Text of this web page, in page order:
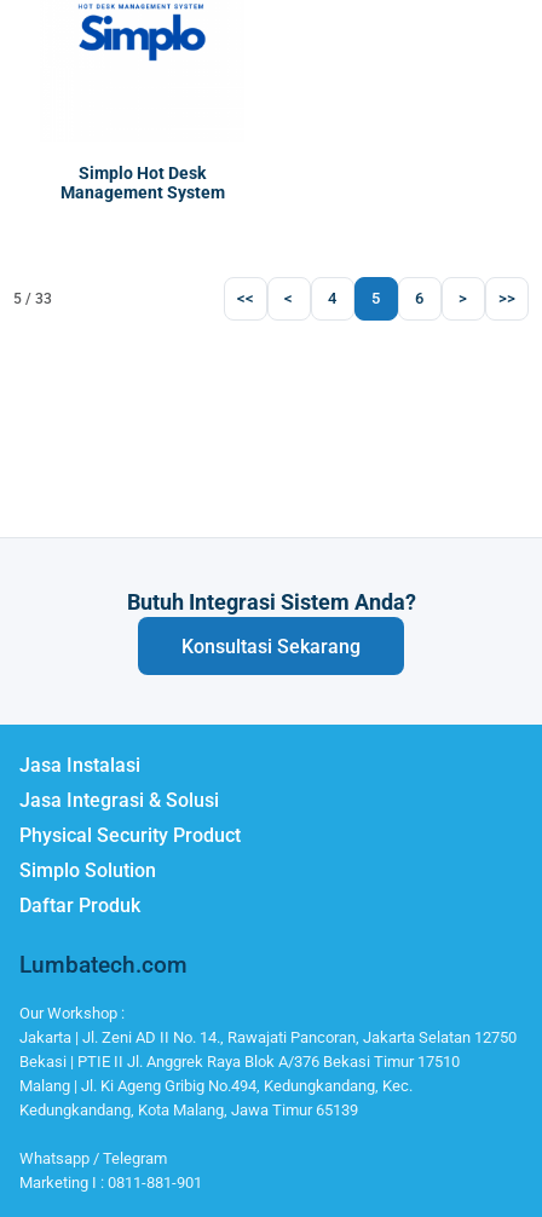
Simplo Hot Desk
Management System
5 / 33 << < 4 5 6 > >>
Butuh Integrasi Sistem Anda?
Konsultasi Sekarang
Jasa Instalasi
Jasa Integrasi & Solusi
Physical Security Product
Simplo Solution
Daftar Produk
Lumbatech.com
Our Workshop :
Jakarta | Jl. Zeni AD II No. 14., Rawajati Pancoran, Jakarta Selatan 12750
Bekasi | PTIE II Jl. Anggrek Raya Blok A/376 Bekasi Timur 17510
Malang | Jl. Ki Ageng Gribig No.494, Kedungkandang, Kec.
Kedungkandang, Kota Malang, Jawa Timur 65139
Whatsapp / Telegram
Marketing I : 0811-881-901